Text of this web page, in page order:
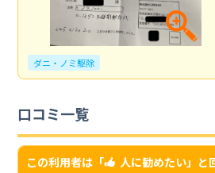
ダニ・ノミ駆除
口コミ一覧
この利用者は「 人に勧めたい」と